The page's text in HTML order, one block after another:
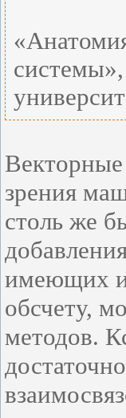
зрения
столь же
имеющих
обсчету,
методов.